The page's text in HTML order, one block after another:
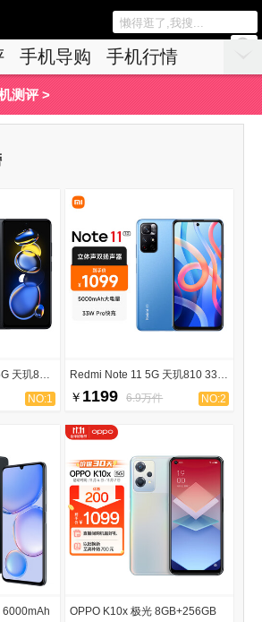
手机导购 手机行情
测评>
Redmi Note11T Pro 5G 天玑8100
NO:1
Redmi Note 11 5G 天玑810 33W Pro快充
￥ 1199 6.9万件 NO:2
6000mAh OPPO K10x 极光 8GB+256GB